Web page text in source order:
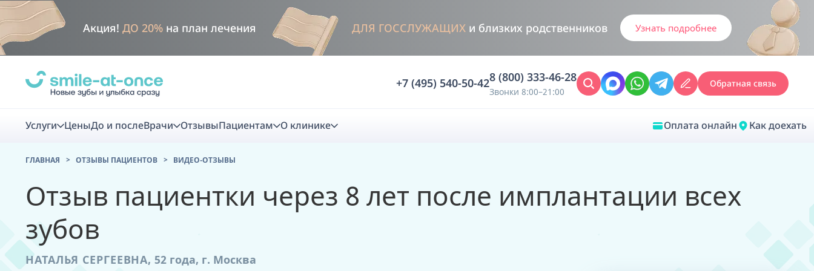
Акция!ДО 20% на план лечения ДЛЯ ГОССЛУЖАЩИХ и близких родственников Узнать подробнее
+7 (495) 540-50-428 (800) 333-46-28
Звонки 8:00–21:00
Обратная связь
Услуги ЦеныДо и послеВрачи ОтзывыПациентам О клинике Оплата онлайн Как доехать
Цифровая диагностика
Smile VR - анализ клинической копии
Врачебная диагностика
ГЛАВНАЯ ОТЗЫВЫ ПАЦИЕНТОВ ВИДЕО-ОТЗЫВЫ
Отзыв пациентки через 8 лет после имплантации всех
зубов
НАТАЛЬЯ СЕРГЕЕВНА, 52 года, г. Москва